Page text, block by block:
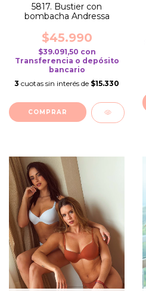
5817. Bustier con
bombacha Andressa
$45.990
$39.091,50 con
Transferencia o depósito
bancario
3 cuotas sin interés de $15.330
COMPRAR